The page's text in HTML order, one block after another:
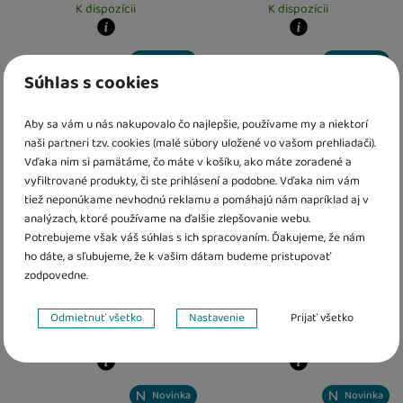
Súhlas s cookies
Aby sa vám u nás nakupovalo čo najlepšie, používame my a niektorí
naši partneri tzv. cookies (malé súbory uložené vo vašom prehliadači).
Vďaka nim si pamätáme, čo máte v košíku, ako máte zoradené a
vyfiltrované produkty, či ste prihlásení a podobne. Vďaka nim vám
tiež neponúkame nevhodnú reklamu a pomáhajú nám napríklad aj v
analýzach, ktoré používame na ďalšie zlepšovanie webu.
Potrebujeme však váš súhlas s ich spracovaním. Ďakujeme, že nám
ho dáte, a sľubujeme, že k vašim dátam budeme pristupovať
zodpovedne.
Nastavenie súhlasov s kategóriami cookies
VŽDY AKTÍVNE
Odmietnuť všetko Nastavenie Prijať všetko
K dispozícii
U Vás doma 14. 8.
K dispozícii
Osobný odber vo výdajnom mieste
Darček zadarmo
Postieľka cestovná Little
Ducth
102,10€
Novinka
Postieľka cestovná Koot
od 54,00€
Novinka
Novinka